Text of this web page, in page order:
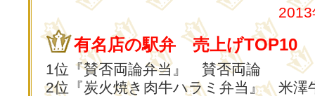
有名店の駅弁 売上げTOP10
1位『賛否両論弁当』 賛否両論
2位『炭火焼き肉牛ハラミ弁当』 米澤